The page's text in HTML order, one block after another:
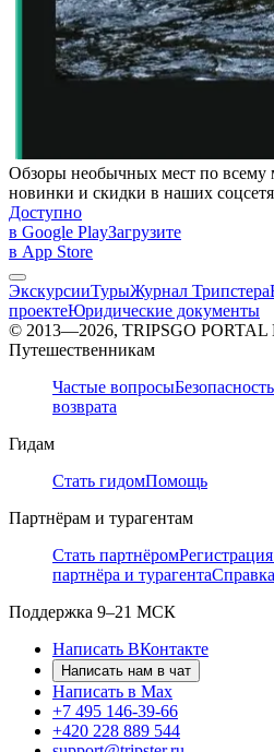
Обзоры необычных мест по всему
новинки и скидки в наших
Доступно
в Google PlayЗагрузите
в App Store
ЭкскурсииТурыЖурнал Трипстера
проектеЮридические документы
© 2013—2026, TRIPSGO PORTAL
Путешественникам
Частые вопросы
возврата
Гидам
Стать гидомПомощь
Партнёрам и турагентам
Стать партнёром
партнёра и турагентаСправка
Поддержка 9–21 МСК
Написать ВКонтакте
Написать нам в чат
Написать в Max
+7 495 146-39-66
+420 228 889 544